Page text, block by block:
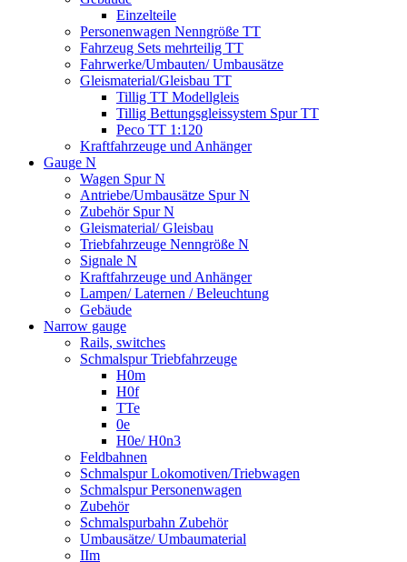
Einzelteile
Personenwagen Nenngröße TT
Fahrzeug Sets mehrteilig TT
Fahrwerke/Umbauten/ Umbausätze
Gleismaterial/Gleisbau TT
Tillig TT Modellgleis
Tillig Bettungsgleissystem Spur TT
Peco TT 1:120
Kraftfahrzeuge und Anhänger
Gauge N
Wagen Spur N
Antriebe/Umbausätze Spur N
Zubehör Spur N
Gleismaterial/ Gleisbau
Triebfahrzeuge Nenngröße N
Signale N
Kraftfahrzeuge und Anhänger
Lampen/ Laternen / Beleuchtung
Gebäude
Narrow gauge
Rails, switches
Schmalspur Triebfahrzeuge
H0m
H0f
TTe
0e
H0e/ H0n3
Feldbahnen
Schmalspur Lokomotiven/Triebwagen
Schmalspur Personenwagen
Zubehör
Schmalspurbahn Zubehör
Umbausätze/ Umbaumaterial
IIm